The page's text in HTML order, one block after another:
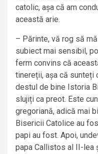
catolic, așa că am
această arie.
– Părinte, vă rog să
subiect mai sensibil,
ferm convins că
tinereții, așa că sunteți
destul de bine Istoria
slujiți ca preot. Este
gregoriană, adică mai
Bisericii Catolice au
papi au fost. Apoi,
papa Callistos al II-lea